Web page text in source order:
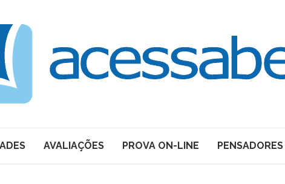
AVALIAÇÕES PROVA ON-LINE PENSADORES